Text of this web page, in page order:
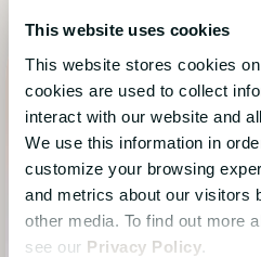
This website uses cookies
This website stores cookies
cookies are used to collect
interact with our website and
We use this information in
customize your browsing
and metrics about our visitors
other media. To find out more
see our Privacy Policy